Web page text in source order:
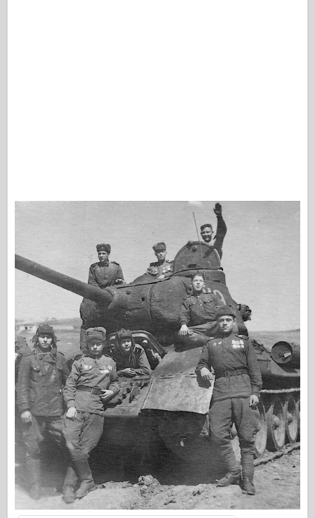
Õhujõud
AZ mudel
Must koer
Bronco
Küber-hobi
Dnepromodel
Dragon
Eduard
E.T. Mudel
Peened vormid
Valori väed
FriulModel